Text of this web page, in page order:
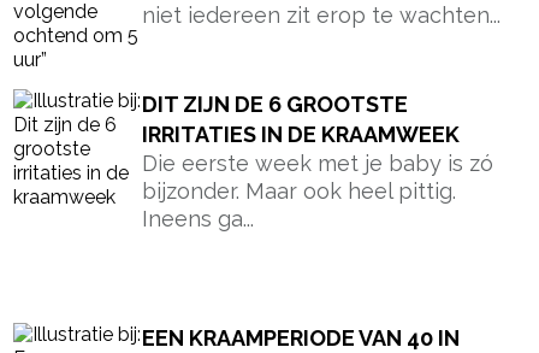
niet iedereen zit erop te wachten...
DIT ZIJN DE 6 GROOTSTE
IRRITATIES IN DE KRAAMWEEK
Die eerste week met je baby is zó
bijzonder. Maar ook heel pittig.
Ineens ga...
EEN KRAAMPERIODE VAN 40 IN